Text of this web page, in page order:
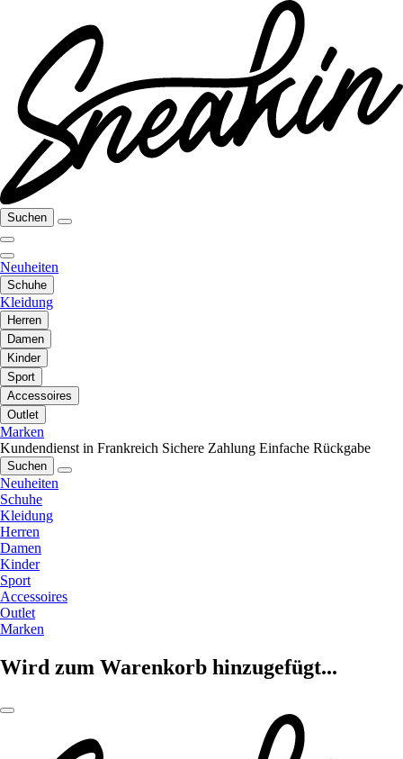
Suchen
Neuheiten
Schuhe
Kleidung
Herren
Damen
Kinder
Sport
Accessoires
Outlet
Marken
Kundendienst in Frankreich Sichere Zahlung Einfache Rückgabe
Suchen
Neuheiten
Schuhe
Kleidung
Herren
Damen
Kinder
Sport
Accessoires
Outlet
Marken
Wird zum Warenkorb hinzugefügt...